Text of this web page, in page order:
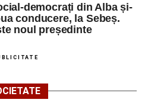
democrați din Alba și-
conducere, la Sebeș.
noul președinte